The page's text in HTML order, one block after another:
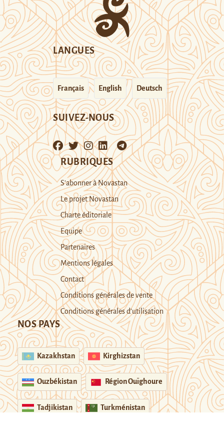
LANGUES
Français English Deutsch
SUIVEZ-NOUS
RUBRIQUES
S’abonner à Novastan
Le projet Novastan
Charte éditoriale
Equipe
Partenaires
Mentions légales
Contact
Conditions générales de vente
Conditions générales d’utilisation
NOS PAYS
Kazakhstan Kirghizstan
Ouzbékistan Région Ouïghoure
Tadjikistan Turkménistan